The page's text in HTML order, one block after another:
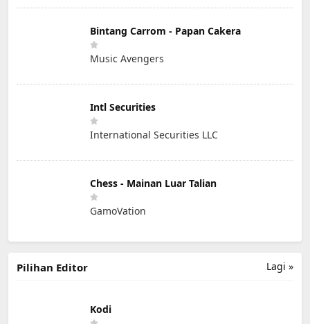
Bintang Carrom - Papan Cakera
Music Avengers
Intl Securities
International Securities LLC
Chess - Mainan Luar Talian
GamoVation
Lagi »
Pilihan Editor
Kodi